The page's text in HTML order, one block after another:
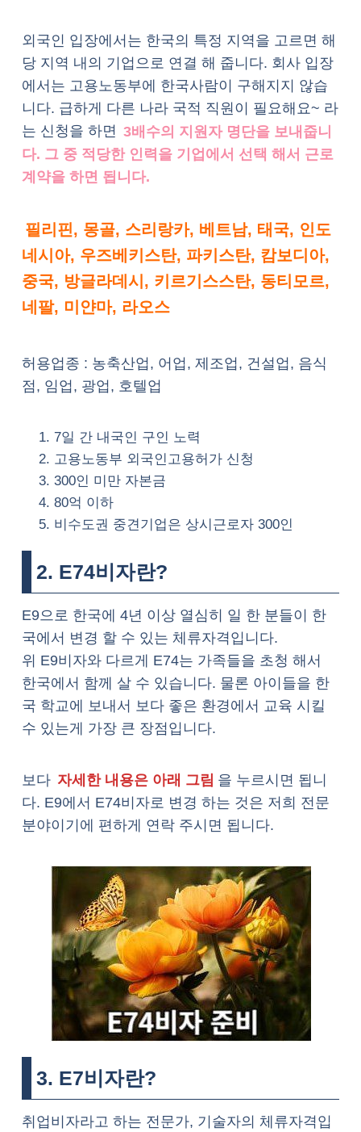
외국인 입장에서는 한국의 특정 지역을 고르면 해
당 지역 내의 기업으로 연결 해 줍니다. 회사 입장
에서는 고용노동부에 한국사람이 구해지지 않습
니다. 급하게 다른 나라 국적 직원이 필요해요~ 라
는 신청을 하면 3배수의 지원자 명단을 보내줍니
다. 그 중 적당한 인력을 기업에서 선택 해서 근로
계약을 하면 됩니다.
필리핀, 몽골, 스리랑카, 베트남, 태국, 인도
네시아, 우즈베키스탄, 파키스탄, 캄보디아,
중국, 방글라데시, 키르기스스탄, 동티모르,
네팔, 미얀마, 라오스
허용업종 : 농축산업, 어업, 제조업, 건설업, 음식
점, 임업, 광업, 호텔업
7일 간 내국인 구인 노력
고용노동부 외국인고용허가 신청
300인 미만 자본금
80억 이하
비수도권 중견기업은 상시근로자 300인
2. E74비자란?
E9으로 한국에 4년 이상 열심히 일 한 분들이 한
국에서 변경 할 수 있는 체류자격입니다.
위 E9비자와 다르게 E74는 가족들을 초청 해서
한국에서 함께 살 수 있습니다. 물론 아이들을 한
국 학교에 보내서 보다 좋은 환경에서 교육 시킬
수 있는게 가장 큰 장점입니다.
보다 자세한 내용은 아래 그림 을 누르시면 됩니
다. E9에서 E74비자로 변경 하는 것은 저희 전문
분야이기에 편하게 연락 주시면 됩니다.
3. E7비자란?
취업비자라고 하는 전문가, 기술자의 체류자격입